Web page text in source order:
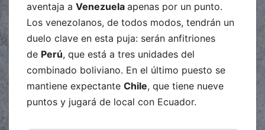
aventaja a Venezuela apenas por un punto.
Los venezolanos, de todos modos, tendrán un
duelo clave en esta puja: serán anfitriones
de Perú, que está a tres unidades del
combinado boliviano. En el último puesto se
mantiene expectante Chile, que tiene nueve
puntos y jugará de local con Ecuador.